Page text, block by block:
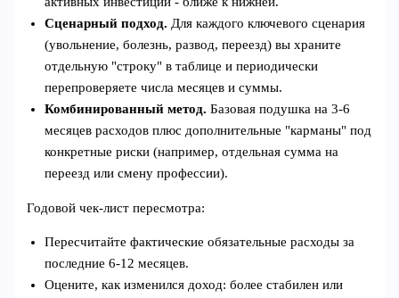
Сценарный подход. Для каждого ключевого сценария
(увольнение, болезнь, развод, переезд) вы храните
отдельную "строку" в таблице и периодически
перепроверяете числа месяцев и суммы.
Комбинированный метод. Базовая подушка на 3-6
месяцев расходов плюс дополнительные "карманы" под
конкретные риски (например, отдельная сумма на
переезд или смену профессии).
Годовой чек-лист пересмотра:
Пересчитайте фактические обязательные расходы за
последние 6-12 месяцев.
Оцените, как изменился доход: более стабилен или